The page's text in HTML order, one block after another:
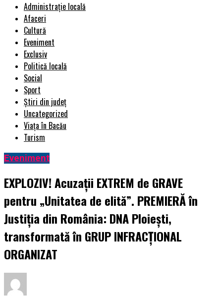
Administrație locală
Afaceri
Cultură
Eveniment
Exclusiv
Politică locală
Social
Sport
Știri din județ
Uncategorized
Viața în Bacău
Turism
Eveniment
EXPLOZIV! Acuzații EXTREM de GRAVE
pentru „Unitatea de elită”. PREMIERĂ în
Justiția din România: DNA Ploiești,
transformată în GRUP INFRACȚIONAL
ORGANIZAT